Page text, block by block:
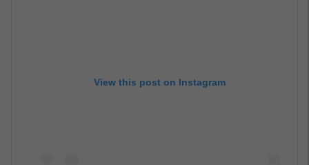
View this post on Instagram